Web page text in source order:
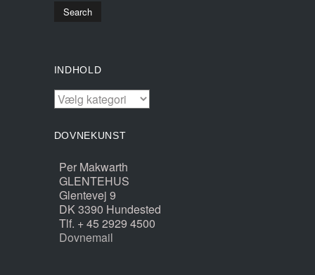
INDHOLD
INDHOLD
DOVNEKUNST
Per Makwarth
GLENTEHUS
Glentevej 9
DK 3390 Hundested
Tlf. + 45 2929 4500
Dovnemail